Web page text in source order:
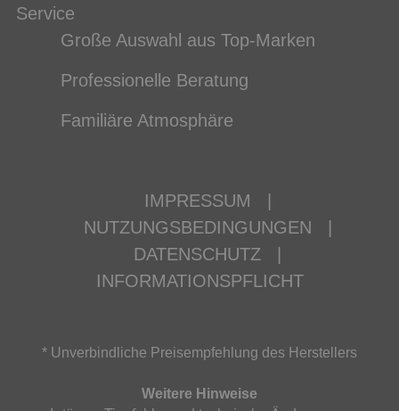
Service
Große Auswahl aus Top-Marken
Professionelle Beratung
Familiäre Atmosphäre
IMPRESSUM
NUTZUNGSBEDINGUNGEN
DATENSCHUTZ
INFORMATIONSPFLICHT
* Unverbindliche Preisempfehlung des Herstellers
Weitere Hinweise